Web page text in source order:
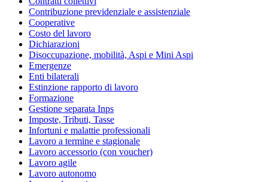
Contribuzione previdenziale e assistenziale
Cooperative
Costo del lavoro
Dichiarazioni
Disoccupazione, mobilità, Aspi e Mini Aspi
Emergenze
Enti bilaterali
Estinzione rapporto di lavoro
Formazione
Gestione separata Inps
Imposte, Tributi, Tasse
Infortuni e malattie professionali
Lavoro a termine e stagionale
Lavoro accessorio (con voucher)
Lavoro agile
Lavoro autonomo